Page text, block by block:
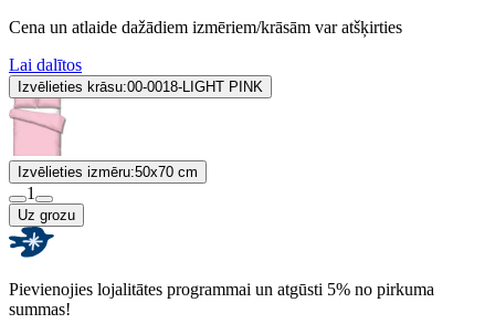
Cena un atlaide dažādiem izmēriem/krāsām var atšķirties
Lai dalītos
Izvēlieties krāsu:00-0018-LIGHT PINK
Izvēlieties izmēru:50x70 cm
1
Uz grozu
Pievienojies lojalitātes programmai un atgūsti 5% no pirkuma
summas!